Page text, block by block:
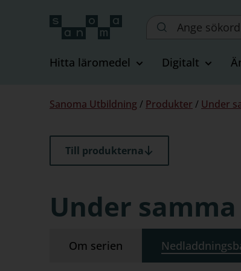
Sök
webbplatsen::
Hitta läromedel Digitalt
Du
här:
Sanoma Utbildning / Produkter / Under
Till produkterna
Under
Om serien